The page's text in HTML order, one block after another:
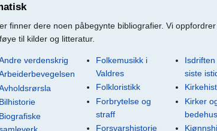
finner dere noen påbegynte bibliografier. Vi
til kilder og litteratur.
verdenskrig
Bilhistorie
Biografiske
Folkemusikk i
Valdres
Folkloristikk
Forbrytelse og
straff
Forsvarshistorie
Isdriften
siste
Kirker
bedehus